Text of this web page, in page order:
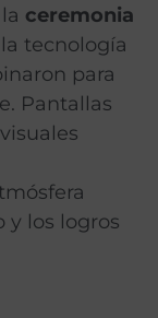
ceremonia
tecnología
para
Pantallas
y los logros